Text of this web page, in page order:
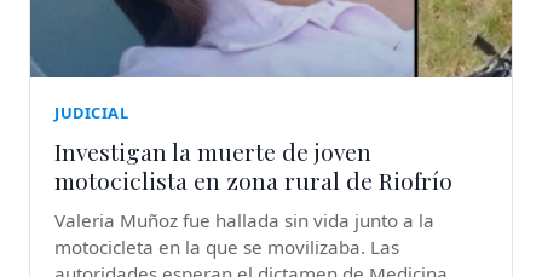
JUDICIAL
Investigan la muerte de joven
motociclista en zona rural de Riofrío
Valeria Muñoz fue hallada sin vida junto a la
motocicleta en la que se movilizaba. Las